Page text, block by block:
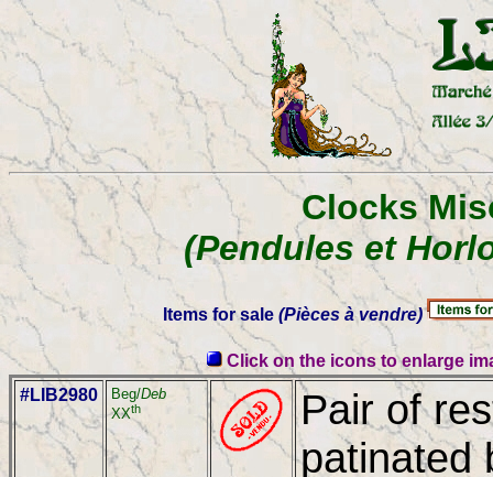
Clocks
(Pendules et
Items for sale(Pièces à vendre)
Click on the icons to enlarge
#LIB2980
Beg/Deb
XXth
Pair of
patinated